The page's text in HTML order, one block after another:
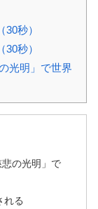
秒）
秒）
光明」で世界
の光明」で
れる